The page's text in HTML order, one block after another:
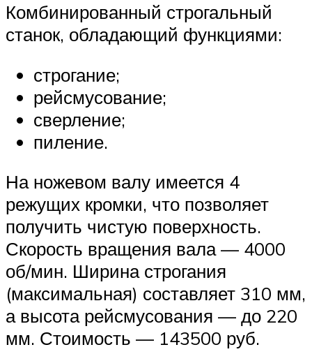
Комбинированный строгальный
станок, обладающий функциями:
строгание;
рейсмусование;
сверление;
пиление.
На ножевом валу имеется 4
режущих кромки, что позволяет
получить чистую поверхность.
Скорость вращения вала — 4000
об/мин. Ширина строгания
(максимальная) составляет 310 мм,
а высота рейсмусования — до 220
мм. Стоимость — 143500 руб.